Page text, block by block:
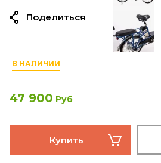
В НАЛИЧИИ
47 900 Руб
Купить
Поделиться